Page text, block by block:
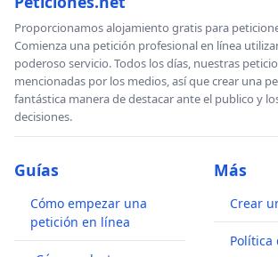
Proporcionamos alojamiento gratis para
Comienza una petición profesional en línea
poderoso servicio. Todos los días, nuestras
mencionadas por los medios, así que crear una
fantástica manera de destacar ante el publico y
decisiones.
Guías
Cómo empezar una
petición en línea
Más
Crear
Política